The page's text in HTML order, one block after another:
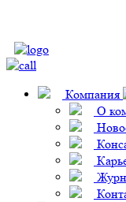
Компания
О